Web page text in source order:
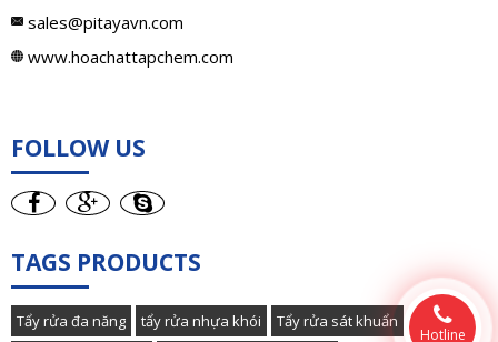
sales@pitayavn.com
www.hoachattapchem.com
FOLLOW US
TAGS PRODUCTS
Tẩy rửa đa năng tẩy rửa nhựa khói Tẩy rửa sát khuẩn
Hotline